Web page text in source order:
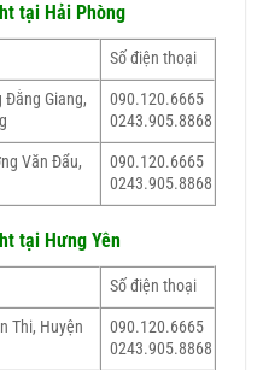
tại Hải Phòng
Số điện thoại
Giang,
090.120.6665
0243.905.8868
Văn Đẩu,
090.120.6665
0243.905.8868
tại Hưng Yên
Số điện thoại
Thi, Huyện
090.120.6665
0243.905.8868